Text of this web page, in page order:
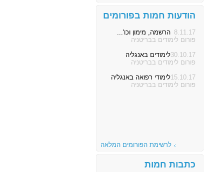
הודעות חמות בפורומים
8.11.17 הרשמה, מימון וכו'...
פורום לימודים בבריטניה
30.10.17לימודים באנגליה
פורום לימודים בבריטניה
15.10.17לימודי רפואה באנגליה
פורום לימודים בבריטניה
לרשימת הפורומים המלאה
כתבות חמות